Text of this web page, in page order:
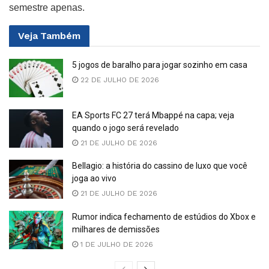
semestre apenas.
Veja Também
5 jogos de baralho para jogar sozinho em casa
22 DE JULHO DE 2026
EA Sports FC 27 terá Mbappé na capa; veja
quando o jogo será revelado
21 DE JULHO DE 2026
Bellagio: a história do cassino de luxo que você
joga ao vivo
21 DE JULHO DE 2026
Rumor indica fechamento de estúdios do Xbox e
milhares de demissões
1 DE JULHO DE 2026